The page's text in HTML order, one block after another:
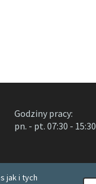
Godziny pracy:
pn. - pt. 07:30 - 15:30
jak i tych